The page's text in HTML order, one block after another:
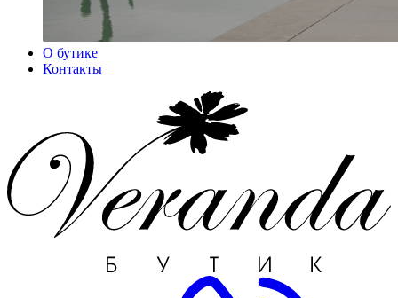
О бутике
Контакты